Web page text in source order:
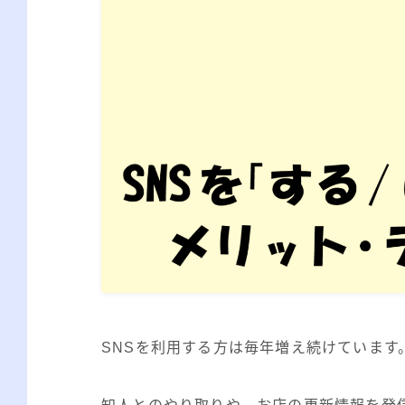
SNSを利用する方は毎年増え続けています